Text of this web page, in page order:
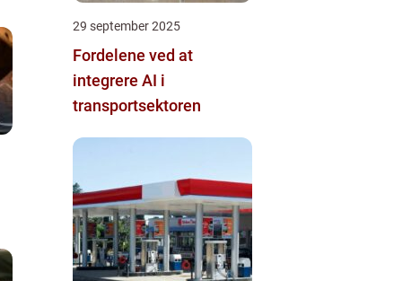
29 september 2025
Fordelene ved at
integrere AI i
transportsektoren